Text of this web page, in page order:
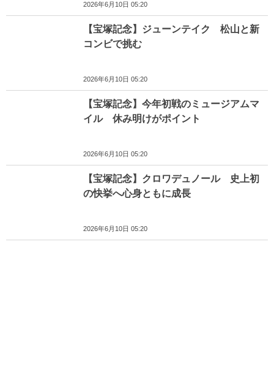
2026年6月10日 05:20
【宝塚記念】ジューンテイク 松山と新
コンビで挑む
2026年6月10日 05:20
【宝塚記念】今年初戦のミュージアムマ
イル 休み明けがポイント
2026年6月10日 05:20
【宝塚記念】クロワデュノール 史上初
の快挙へ心身ともに成長
2026年6月10日 05:20